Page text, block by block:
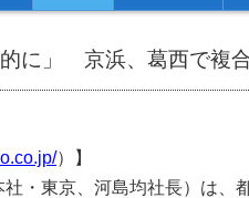
に」 京浜、葛西で複
）】
・東京、河島均社長）は、